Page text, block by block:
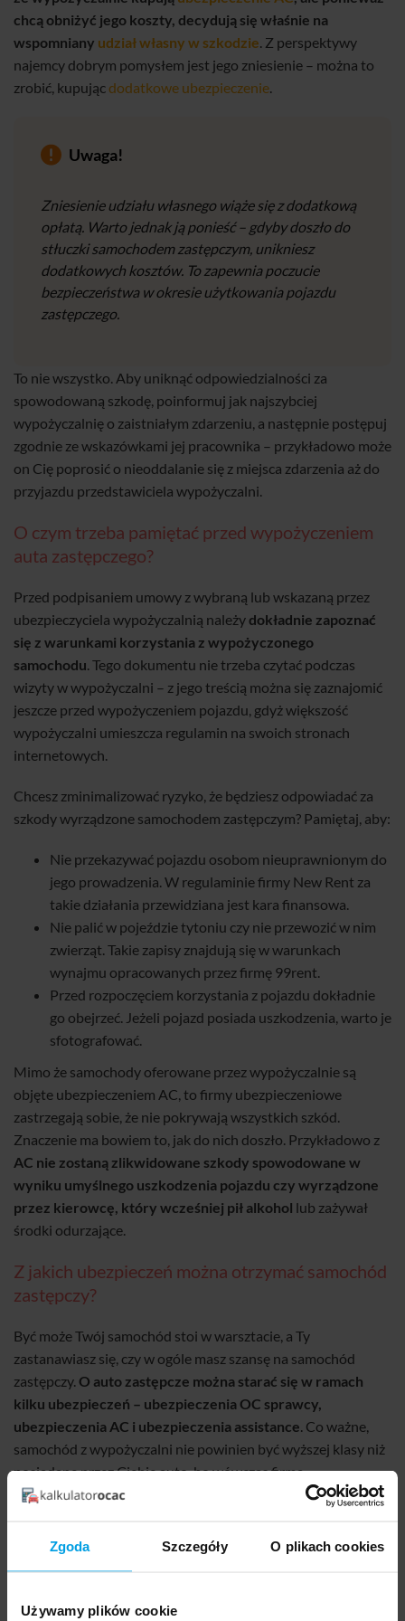
Zgoda Szczegóły O plikach cookies
Używamy plików cookie
chcą obniżyć jego koszty, decydują się właśnie na
wspomniany udział własny w szkodzie. Z perspektywy
najemcy dobrym pomysłem jest jego zniesienie – można to
zrobić, kupując dodatkowe ubezpieczenie.
Uwaga!
Zniesienie udziału własnego wiąże się z dodatkową
opłatą. Warto jednak ją ponieść – gdyby doszło do
stłuczki samochodem zastępczym, unikniesz
dodatkowych kosztów. To zapewnia poczucie
bezpieczeństwa w okresie użytkowania pojazdu
zastępczego.
To nie wszystko. Aby uniknąć odpowiedzialności za
spowodowaną szkodę, poinformuj jak najszybciej
wypożyczalnię o zaistniałym zdarzeniu, a następnie postępuj
zgodnie ze wskazówkami jej pracownika – przykładowo może
on Cię poprosić o nieoddalanie się z miejsca zdarzenia aż do
przyjazdu przedstawiciela wypożyczalni.
O czym trzeba pamiętać przed wypożyczeniem
auta zastępczego?
Przed podpisaniem umowy z wybraną lub wskazaną przez
ubezpieczyciela wypożyczalnią należy dokładnie zapoznać
się z warunkami korzystania z wypożyczonego
samochodu. Tego dokumentu nie trzeba czytać podczas
wizyty w wypożyczalni – z jego treścią można się zaznajomić
jeszcze przed wypożyczeniem pojazdu, gdyż większość
wypożyczalni umieszcza regulamin na swoich stronach
internetowych.
Chcesz zminimalizować ryzyko, że będziesz odpowiadać za
szkody wyrządzone samochodem zastępczym? Pamiętaj, aby:
Nie przekazywać pojazdu osobom nieuprawnionym do
jego prowadzenia. W regulaminie firmy New Rent za
takie działania przewidziana jest kara finansowa.
Nie palić w pojeździe tytoniu czy nie przewozić w nim
zwierząt. Takie zapisy znajdują się w warunkach
wynajmu opracowanych przez firmę 99rent.
Przed rozpoczęciem korzystania z pojazdu dokładnie
go obejrzeć. Jeżeli pojazd posiada uszkodzenia, warto je
sfotografować.
Mimo że samochody oferowane przez wypożyczalnie są
objęte ubezpieczeniem AC, to firmy ubezpieczeniowe
zastrzegają sobie, że nie pokrywają wszystkich szkód.
Znaczenie ma bowiem to, jak do nich doszło. Przykładowo z
AC nie zostaną zlikwidowane szkody spowodowane w
wyniku umyślnego uszkodzenia pojazdu czy wyrządzone
przez kierowcę, który wcześniej pił alkohol lub zażywał
środki odurzające.
Z jakich ubezpieczeń można otrzymać samochód
zastępczy?
Być może Twój samochód stoi w warsztacie, a Ty
zastanawiasz się, czy w ogóle masz szansę na samochód
zastępczy. O auto zastępcze można starać się w ramach
kilku ubezpieczeń – ubezpieczenia OC sprawcy,
ubezpieczenia AC i ubezpieczenia assistance. Co ważne,
samochód z wypożyczalni nie powinien być wyższej klasy niż
posiadane przez Ciebie auto, bo wówczas firma
ubezpieczeniowa będzie mogła odmówić uregulowania
Samochód zastępczy z OC sprawcy